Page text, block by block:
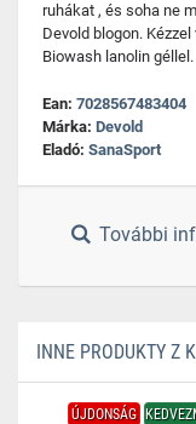
ruhákat , és soha ne
Devold blogon.
Biowash lanolin géllel.
Ean: 7028567483404
Márka: Devold
Eladó: SanaSport
További
INNE PRODUKTY Z
ÚJDONSÁG